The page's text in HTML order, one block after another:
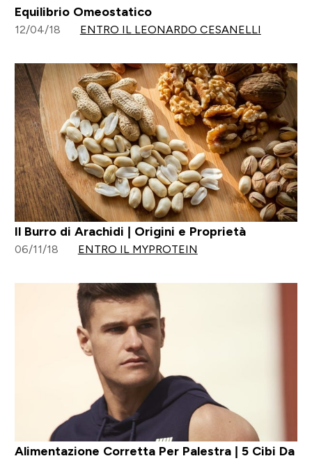
Equilibrio Omeostatico
12/04/18 ENTRO IL LEONARDO CESANELLI
Il Burro di Arachidi | Origini e Proprietà
06/11/18 ENTRO IL MYPROTEIN
Alimentazione Corretta Per Palestra | 5 Cibi Da